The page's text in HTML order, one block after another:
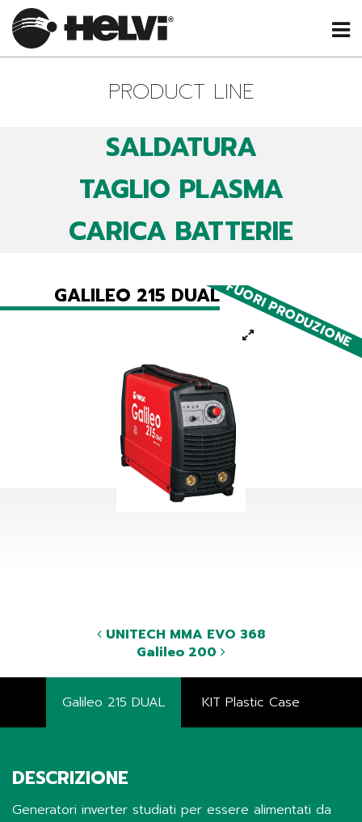
PRODUCT LINE
SALDATURA
TAGLIO PLASMA
CARICA BATTERIE
FUORI PRODUZIONE
GALILEO 215 DUAL
UNITECH MMA EVO 368
Galileo 200
Galileo 215 DUAL KIT Plastic Case
DESCRIZIONE
Generatori inverter studiati per essere alimentati da